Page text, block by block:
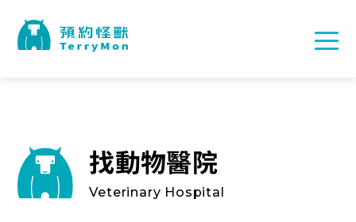
找動物醫院
Veterinary Hospital